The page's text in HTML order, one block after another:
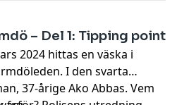
– Del 1: Tipping point
2024 hittas en väska i
I den svarta
37-årige Ako Abbas. Vem